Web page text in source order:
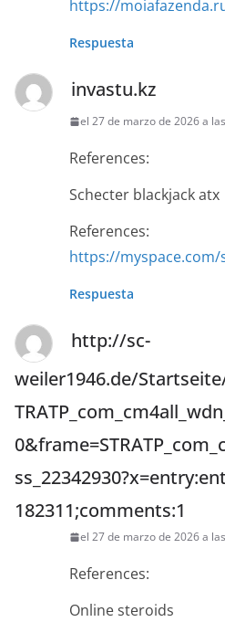
https://
Respuesta
invastu.kz
el 27 de marzo de 2026 a
References:
Schecter blackjack atx
References:
https://myspace.com/
Respuesta
http://sc-
weiler1946.de/
182311;comments:1
el 27 de marzo de 2026 a
References:
Online steroids